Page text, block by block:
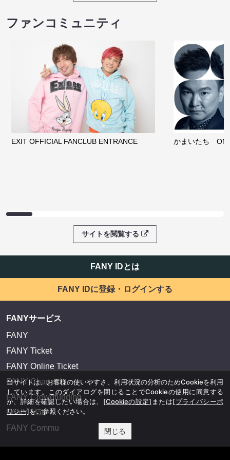
ファンコミュニティ
EXIT OFFICIAL FANCLUB ENTRANCE かまいたち
サイトを閲覧する
FANY IDとは
FANY IDに登録・ログインする
FANYサービス
FANY
FANY Ticket
FANY Online Ticket
FANY Channel
FANY Crowdfunding
FANY Mall
FANY Commu
当サイトは、お客様の使いやすさ、利用状況の分析のためCookieを利用
しています。このダイアログを閉じることでCookieの使用に同意する
か、詳細を確認したい場合は、 [Cookieの設定] または[プライバシーポ
リシー]をご参照ください。
閉じる